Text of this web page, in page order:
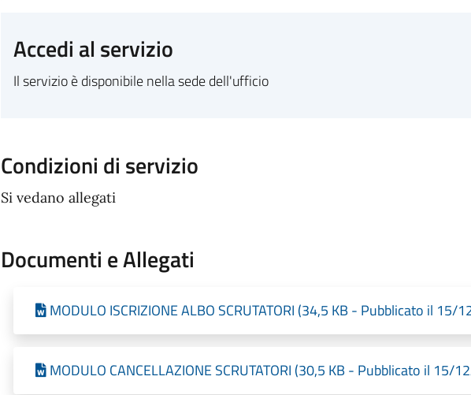
Accedi al servizio
Il servizio è disponibile nella sede dell'ufficio
Condizioni di servizio
Si vedano allegati
Documenti e Allegati
MODULO ISCRIZIONE ALBO SCRUTATORI (34,5 KB - Pubblicato il 15/
MODULO CANCELLAZIONE SCRUTATORI (30,5 KB - Pubblicato il 15/